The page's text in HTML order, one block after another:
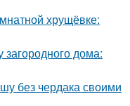
хрущёвке:
дома:
без чердака своими